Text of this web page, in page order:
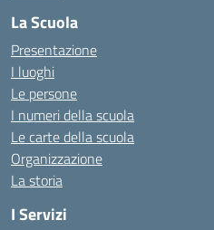
La Scuola
Presentazione
I luoghi
Le persone
I numeri della scuola
Le carte della scuola
Organizzazione
La storia
I Servizi